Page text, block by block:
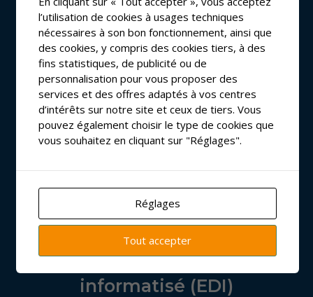
ATLANTIC SCAN
Inventaire & Gestion des
stocks
Echange de données
informatisé (EDI)
l’utilisation de cookies à usages techniques
nécessaires à son bon fonctionnement, ainsi que
des cookies, y compris des cookies tiers, à des
fins statistiques, de publicité ou de
personnalisation pour vous proposer des
services et des offres adaptés à vos centres
d’intérêts sur notre site et ceux de tiers. Vous
pouvez également choisir le type de cookies que
vous souhaitez en cliquant sur "Réglages".
Réglages
Tout accepter